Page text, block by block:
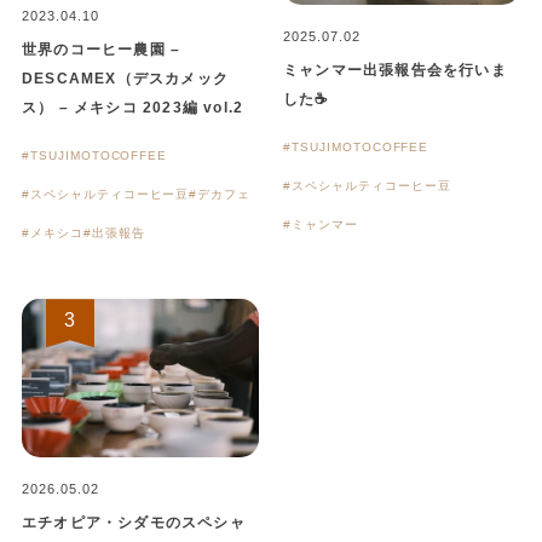
2023.04.10
世界のコーヒー農園 –
DESCAMEX（デスカメック
ス） – メキシコ 2023編 vol.2
TSUJIMOTOCOFFEE
スペシャルティコーヒー豆 デカフェ
メキシコ 出張報告
2025.07.02
ミャンマー出張報告会を行いま
した☕
TSUJIMOTOCOFFEE
スペシャルティコーヒー豆
ミャンマー
2026.05.02
エチオピア・シダモのスペシャ